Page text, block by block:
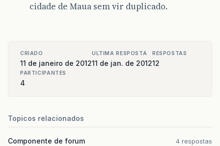
cidade de Maua sem vir duplicado.
CRIADO
11 de janeiro de 2012
ULTIMA RESPOSTA
11 de jan. de 2012
RESPOSTAS
12
PARTICIPANTES
4
Topicos relacionados
Componente de forum 4 respostas